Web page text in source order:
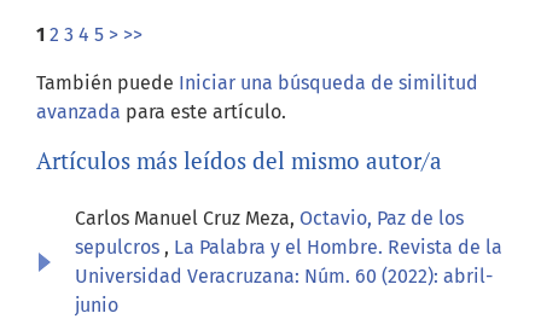
1 2 3 4 5 > >>
También puede Iniciar una búsqueda de similitud
avanzada para este artículo.
Artículos más leídos del mismo autor/a
Carlos Manuel Cruz Meza, Octavio, Paz de los
sepulcros , La Palabra y el Hombre. Revista de la
Universidad Veracruzana: Núm. 60 (2022): abril-
junio